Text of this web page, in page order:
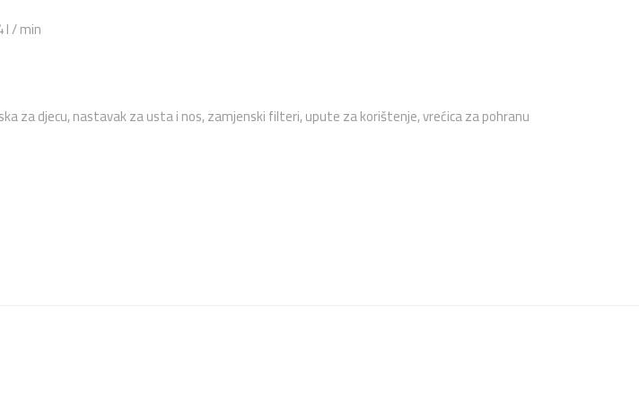
l / min
za djecu, nastavak za usta i nos, zamjenski filteri, upute za korištenje, vrećica za pohranu